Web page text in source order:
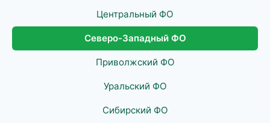
Центральный ФО
Северо-Западный ФО
Приволжский ФО
Уральский ФО
Сибирский ФО